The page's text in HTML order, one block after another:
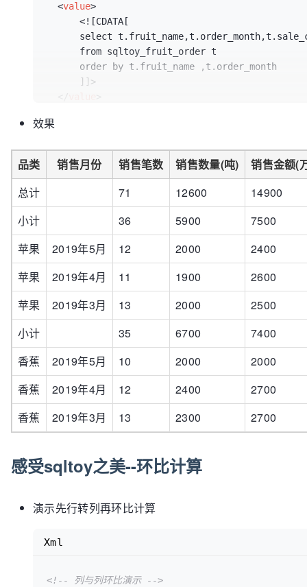
<value>
<global sum-label ="总计" label-column=
< group group-column="fruit_name" sum-
效果
品类 销售月份 销售笔数 销售数量(吨)
销售金额(
总计
71 12600
14900
小计
36 5900
7500
苹果
2019年5月 12 2000
2400
苹果
2019年4月 11 1900
2600
苹果
2019年3月 13 2000
2500
小计
35 6700
7400
香蕉
2019年5月 10 2000
2000
香蕉
2019年4月 12 2400
2700
香蕉
2019年3月 13 2300 2700
感受sqltoy之美--环比计算
演示先行转列再环比计算
<!-- 列与列环比演示 -->
Xml